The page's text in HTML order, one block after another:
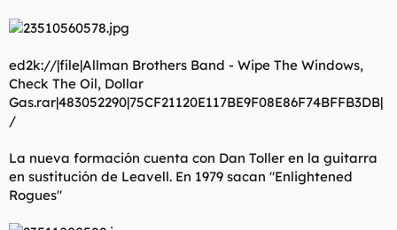
ed2k://|file|Allman Brothers Band - Wipe The Windows,
Check The Oil, Dollar
Gas.rar|483052290|75CF21120E117BE9F08E86F74BFFB3DB|
/
La nueva formación cuenta con Dan Toller en la guitarra
en sustitución de Leavell. En 1979 sacan "Enlightened
Rogues"